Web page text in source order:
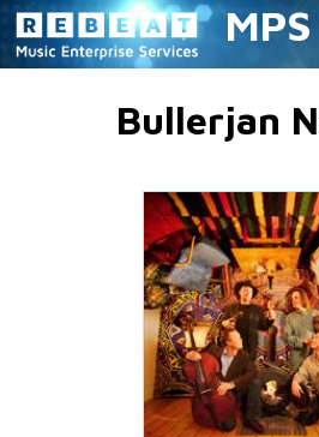
MPS
Bullerjan